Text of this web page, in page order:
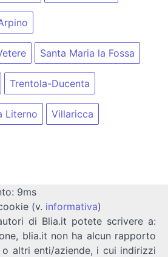
Santa Maria la Fossa
Trentola-Ducenta
Literno Villaricca
9ms
(v. informativa)
di Blia.it potete scrivere a:
blia.it non ha alcun rapporto
altri enti/aziende, i cui indirizzi